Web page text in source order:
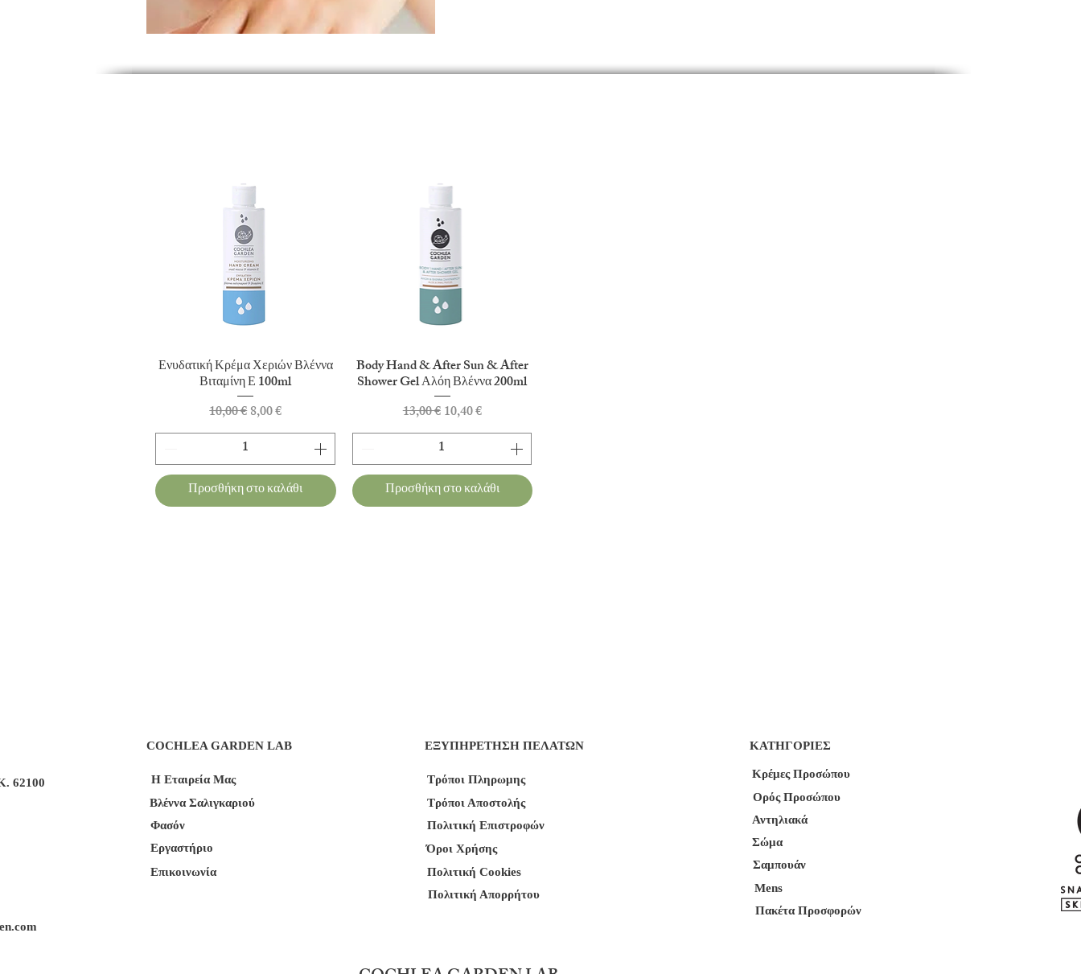
Γρήγορη προβολή
Ενυδατική Κρέμα Χεριών Βλέννα
Βιταμίνη Ε 100ml
Κανονική τιμή
10,00 €Τιμή Έκπτωσης
8,00 €
Προσθήκη στο καλάθι
Γρήγορη προβολή
Body Hand & After Sun & After
Shower Gel Αλόη Βλέννα 200ml
Κανονική τιμή
13,00 €Τιμή Έκπτωσης
10,40 €
Προσθήκη στο καλάθι
COCHLEA GARDEN LAB
62100
Η Εταιρεία Μας
Βλέννα Σαλιγκαριού
Φασόν
Εργαστήριο
Επικοινωνία
ΕΞΥΠΗΡΕΤΗΣΗ ΠΕΛΑΤΩΝ
Τρόποι Πληρωμης
Τρόποι Αποστολής
Πολιτική Επιστροφών
Όροι Χρήσης
Πολιτική Cookies
Πολιτική Απορρήτου
ΚΑΤΗΓΟΡΙΕΣ
Κρέμες Προσώπου
Ορός Προσώπου
Αντηλιακά
Σώμα
Σαμπουάν
Mens
Πακέτα Προσφορών